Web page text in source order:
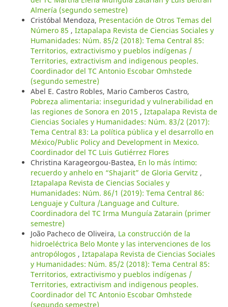
Almería (segundo semestre)
Cristóbal Mendoza, Presentación de Otros Temas del
Número 85 , Iztapalapa Revista de Ciencias Sociales y
Humanidades: Núm. 85/2 (2018): Tema Central 85:
Territorios, extractivismo y pueblos indígenas /
Territories, extractivism and indigenous peoples.
Coordinador del TC Antonio Escobar Omhstede
(segundo semestre)
Abel E. Castro Robles, Mario Camberos Castro,
Pobreza alimentaria: inseguridad y vulnerabilidad en
las regiones de Sonora en 2015 , Iztapalapa Revista de
Ciencias Sociales y Humanidades: Núm. 83/2 (2017):
Tema Central 83: La política pública y el desarrollo en
México/Public Policy and Development in Mexico.
Coordinador del TC Luis Gutiérrez Flores
Christina Karageorgou-Bastea, En lo más íntimo:
recuerdo y anhelo en “Shajarit” de Gloria Gervitz ,
Iztapalapa Revista de Ciencias Sociales y
Humanidades: Núm. 86/1 (2019): Tema Central 86:
Lenguaje y Cultura /Language and Culture.
Coordinadora del TC Irma Munguía Zatarain (primer
semestre)
João Pacheco de Oliveira, La construcción de la
hidroeléctrica Belo Monte y las intervenciones de los
antropólogos , Iztapalapa Revista de Ciencias Sociales
y Humanidades: Núm. 85/2 (2018): Tema Central 85:
Territorios, extractivismo y pueblos indígenas /
Territories, extractivism and indigenous peoples.
Coordinador del TC Antonio Escobar Omhstede
(segundo semestre)